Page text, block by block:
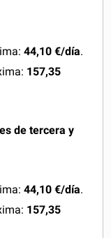
44,10 €/día.
157,35
de tercera y
44,10 €/día.
157,35